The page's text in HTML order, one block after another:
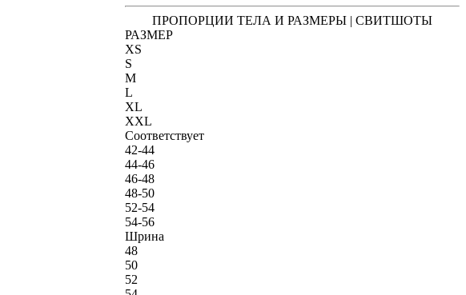
ПРОПОРЦИИ ТЕЛА И РАЗМЕРЫ | СВИТШОТЫ
РАЗМЕР
XS
S
M
L
XL
XXL
Соответствует
42-44
44-46
46-48
48-50
52-54
54-56
Шрина
48
50
52